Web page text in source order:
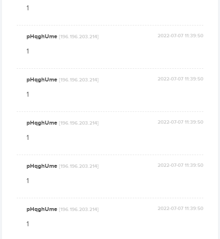
1
pHqghUme[196.196.203.214] 2022-07-07 11:39:50
1
pHqghUme[196.196.203.214] 2022-07-07 11:39:50
1
pHqghUme[196.196.203.214] 2022-07-07 11:39:50
1
pHqghUme[196.196.203.214] 2022-07-07 11:39:50
1
pHqghUme[196.196.203.214] 2022-07-07 11:39:50
1